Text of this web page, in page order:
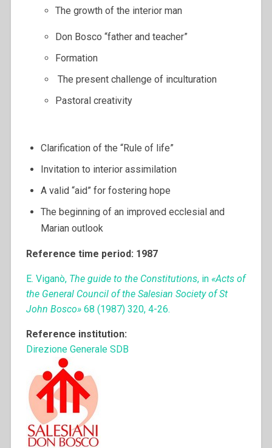
The growth of the interior man
Don Bosco “father and teacher”
Formation
The present challenge of inculturation
Pastoral creativity
Clarification of the “Rule of life”
Invitation to interior assimilation
A valid “aid” for fostering hope
The beginning of an improved ecclesial and
Marian outlook
Reference time period: 1987
E. Viganò, The guide to the Constitutions, in «Acts of
the General Council of the Salesian Society of St
John Bosco»68 (1987) 320, 4-26.
Reference institution:
Direzione Generale SDB